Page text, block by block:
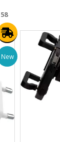
58
New